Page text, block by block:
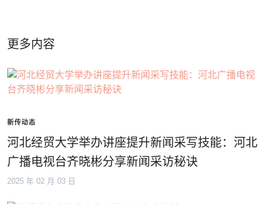
更多内容
新传动态
河北经贸大学举办讲座提升新闻采写技能：河北
广播电视台齐晓彬分享新闻采访秘诀
2025 年 02 月 03 日